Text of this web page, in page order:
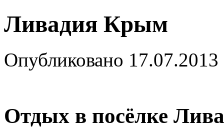
Ливадия Крым
Опубликовано 17.07.2013
Отдых в посёлке